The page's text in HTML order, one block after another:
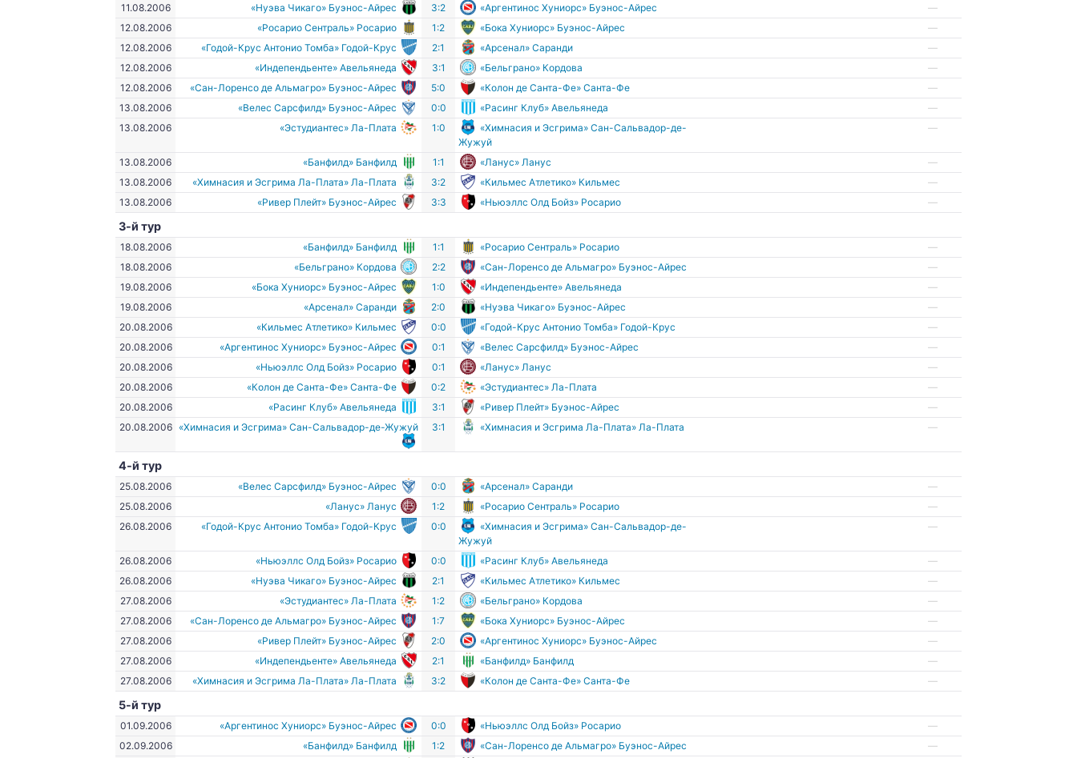
11.08.2006 «Нуэва Чикаго» Буэнос-Айрес 3:2 «Аргентинос Хуниорс» Буэнос-Айрес
—
12.08.2006
«Росарио Сентраль» Росарио 1:2 «Бока Хуниорс» Буэнос-Айрес
—
12.08.2006
«Годой-Крус Антонио Томба» Годой-Крус 2:1 «Арсенал» Саранди
—
12.08.2006
«Индепендьенте» Авельянеда 3:1 «Бельграно» Кордова
—
12.08.2006
«Сан-Лоренсо де Альмагро» Буэнос-Айрес 5:0 «Колон де Санта-Фе» Санта-Фе
—
13.08.2006
«Велес Сарсфилд» Буэнос-Айрес 0:0 «Расинг Клуб» Авельянеда
—
13.08.2006
«Эстудиантес» Ла-Плата 1:0
«Химнасия и Эсгрима» Сан-Сальвадор-де-
Жужуй
—
13.08.2006 «Банфилд» Банфилд 1:1 «Ланус» Ланус
—
13.08.2006
«Химнасия и Эсгрима Ла-Плата» Ла-Плата 3:2 «Кильмес Атлетико» Кильмес
—
13.08.2006
«Ривер Плейт» Буэнос-Айрес 3:3 «Ньюэллс Олд Бойз» Росарио —
3-й тур
18.08.2006 «Банфилд» Банфилд 1:1 «Росарио Сентраль» Росарио
—
18.08.2006
«Бельграно» Кордова 2:2 «Сан-Лоренсо де Альмагро» Буэнос-Айрес
—
19.08.2006
«Бока Хуниорс» Буэнос-Айрес 1:0 «Индепендьенте» Авельянеда
—
19.08.2006
«Арсенал» Саранди 2:0 «Нуэва Чикаго» Буэнос-Айрес
—
20.08.2006
«Кильмес Атлетико» Кильмес 0:0 «Годой-Крус Антонио Томба» Годой-Крус
—
20.08.2006
«Аргентинос Хуниорс» Буэнос-Айрес 0:1 «Велес Сарсфилд» Буэнос-Айрес
—
20.08.2006
«Ньюэллс Олд Бойз» Росарио 0:1 «Ланус» Ланус
—
20.08.2006
«Колон де Санта-Фе» Санта-Фе 0:2 «Эстудиантес» Ла-Плата
—
20.08.2006
«Расинг Клуб» Авельянеда 3:1 «Ривер Плейт» Буэнос-Айрес
—
20.08.2006
«Химнасия и Эсгрима» Сан-Сальвадор-де-Жужуй 3:1 «Химнасия и Эсгрима Ла-Плата» Ла-Плата —
4-й тур
25.08.2006 «Велес Сарсфилд» Буэнос-Айрес 0:0 «Арсенал» Саранди
—
25.08.2006
«Ланус» Ланус 1:2 «Росарио Сентраль» Росарио
—
26.08.2006
«Годой-Крус Антонио Томба» Годой-Крус 0:0
«Химнасия и Эсгрима» Сан-Сальвадор-де-
Жужуй
—
26.08.2006 «Ньюэллс Олд Бойз» Росарио 0:0 «Расинг Клуб» Авельянеда
—
26.08.2006
«Нуэва Чикаго» Буэнос-Айрес 2:1 «Кильмес Атлетико» Кильмес
—
27.08.2006
«Эстудиантес» Ла-Плата 1:2 «Бельграно» Кордова
—
27.08.2006
«Сан-Лоренсо де Альмагро» Буэнос-Айрес 1:7 «Бока Хуниорс» Буэнос-Айрес
—
27.08.2006
«Ривер Плейт» Буэнос-Айрес 2:0 «Аргентинос Хуниорс» Буэнос-Айрес
—
27.08.2006
«Индепендьенте» Авельянеда 2:1 «Банфилд» Банфилд
—
27.08.2006
«Химнасия и Эсгрима Ла-Плата» Ла-Плата 3:2 «Колон де Санта-Фе» Санта-Фе —
5-й тур
01.09.2006 «Аргентинос Хуниорс» Буэнос-Айрес 0:0 «Ньюэллс Олд Бойз» Росарио
—
02.09.2006
«Банфилд» Банфилд 1:2 «Сан-Лоренсо де Альмагро» Буэнос-Айрес
—